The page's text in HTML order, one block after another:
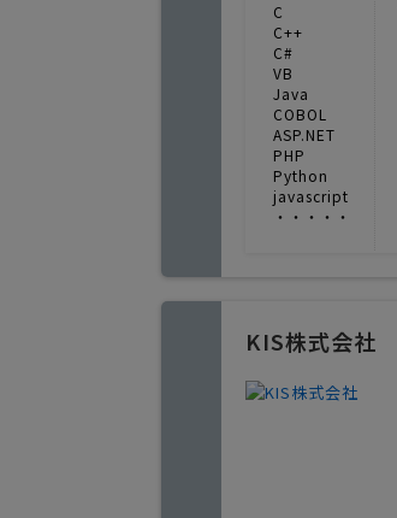
C
C++
C#
VB
Java
COBOL
ASP.NET
PHP
Python
javascript
・・・・・
KIS株式会社